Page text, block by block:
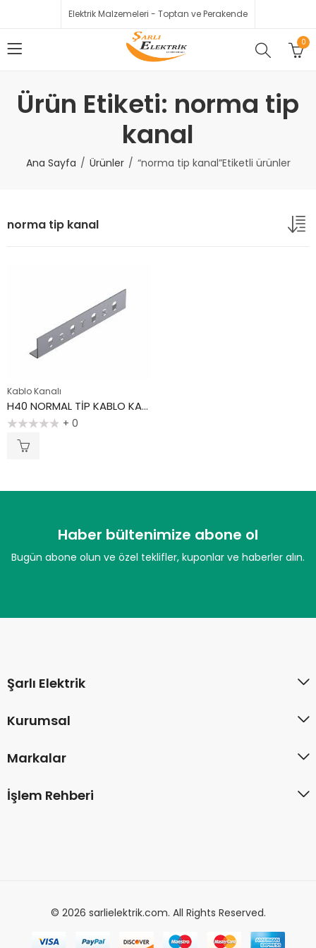
Elektrik Malzemeleri - Toptan ve Perakende
0
Ürün Etiketi: norma tip
kanal
Ana Sayfa Ürünler “norma tip kanal”Etiketli ürünler
norma tip kanal
Kablo Kanalı
H40 NORMAL TİP KABLO KANAL EK ELEMANI
üzerinden
+ 0
Haber bültenimize abone ol
Bugün abone olun ve özel teklifler, kuponlar ve haberler alın.
Şarlı Elektrik
Kurumsal
Markalar
İşlem Rehberi
© 2026 sarlielektrik.com. All Rights Reserved.